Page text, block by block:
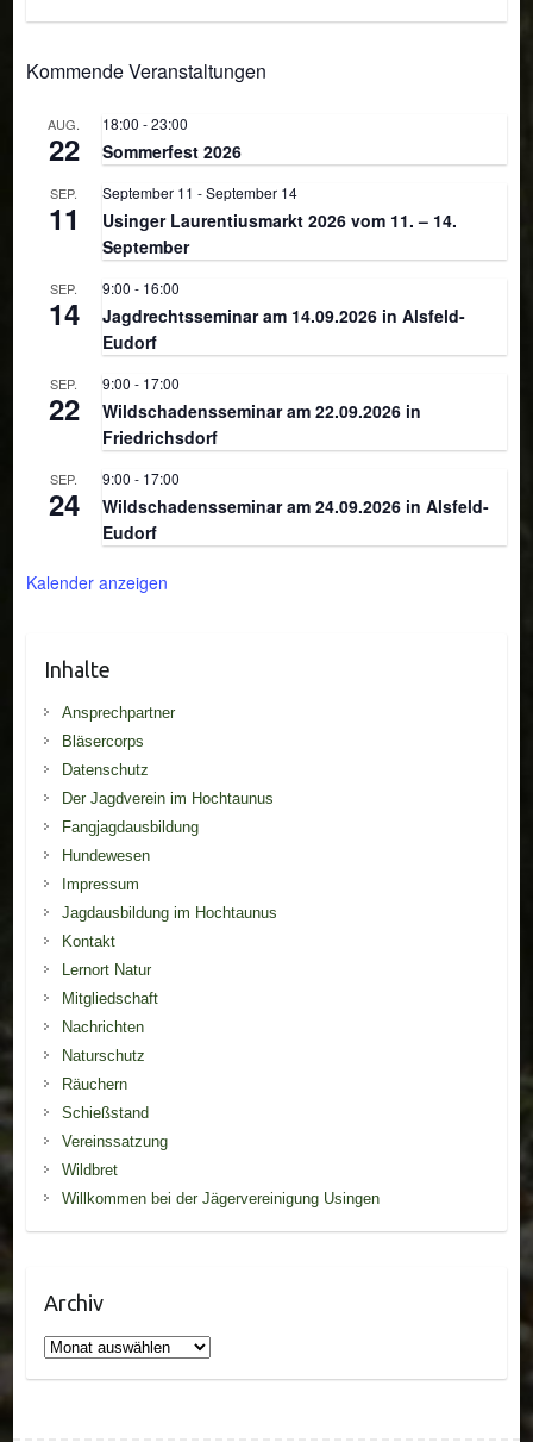
Kommende Veranstaltungen
AUG.
22
18:00 -23:00
Sommerfest 2026
SEP.
11
September 11 -September 14
Usinger Laurentiusmarkt 2026 vom 11. – 14.
September
SEP.
14
9:00 - 16:00
Jagdrechtsseminar am 14.09.2026 in Alsfeld-
Eudorf
SEP.
22
9:00 - 17:00
Wildschadensseminar am 22.09.2026 in
Friedrichsdorf
SEP.
24
9:00 - 17:00
Wildschadensseminar am 24.09.2026 in Alsfeld-
Eudorf
Kalender anzeigen
Inhalte
Ansprechpartner
Bläsercorps
Datenschutz
Der Jagdverein im Hochtaunus
Fangjagdausbildung
Hundewesen
Impressum
Jagdausbildung im Hochtaunus
Kontakt
Lernort Natur
Mitgliedschaft
Nachrichten
Naturschutz
Räuchern
Schießstand
Vereinssatzung
Wildbret
Willkommen bei der Jägervereinigung Usingen
Archiv
Archiv